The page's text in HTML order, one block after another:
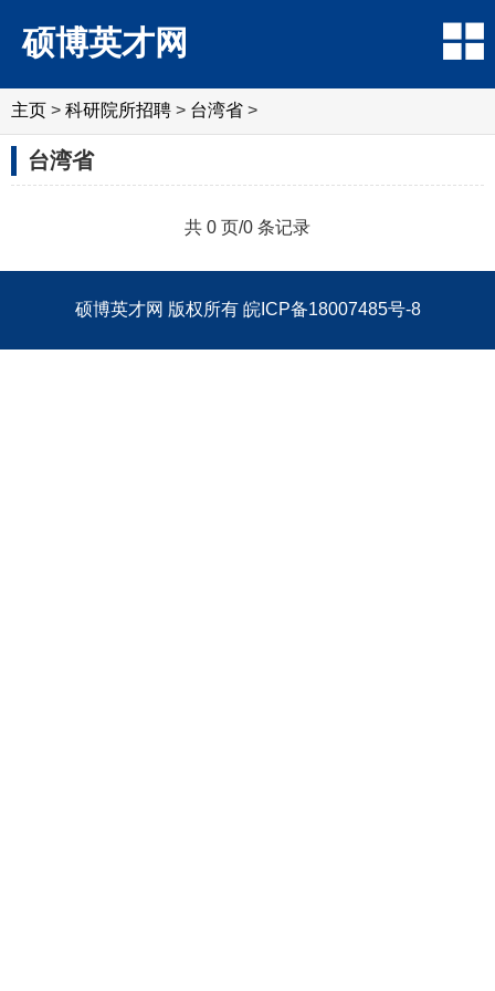
硕博英才网
主页 > 科研院所招聘 > ‌‌台湾省 >
‌‌台湾省
共 0 页/0 条记录
硕博英才网 版权所有 皖ICP备18007485号-8